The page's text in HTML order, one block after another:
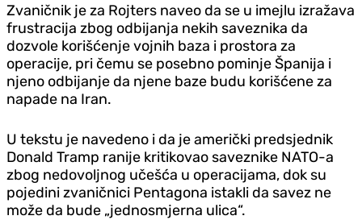
Zvaničnik je za Rojters naveo da se u imejlu izražava
frustracija zbog odbijanja nekih saveznika da
dozvole korišćenje vojnih baza i prostora za
operacije, pri čemu se posebno pominje Španija i
njeno odbijanje da njene baze budu korišćene za
napade na Iran.
U tekstu je navedeno i da je američki predsjednik
Donald Tramp ranije kritikovao saveznike NATO-a
zbog nedovoljnog učešća u operacijama, dok su
pojedini zvaničnici Pentagona istakli da savez ne
može da bude „jednosmjerna ulica“.